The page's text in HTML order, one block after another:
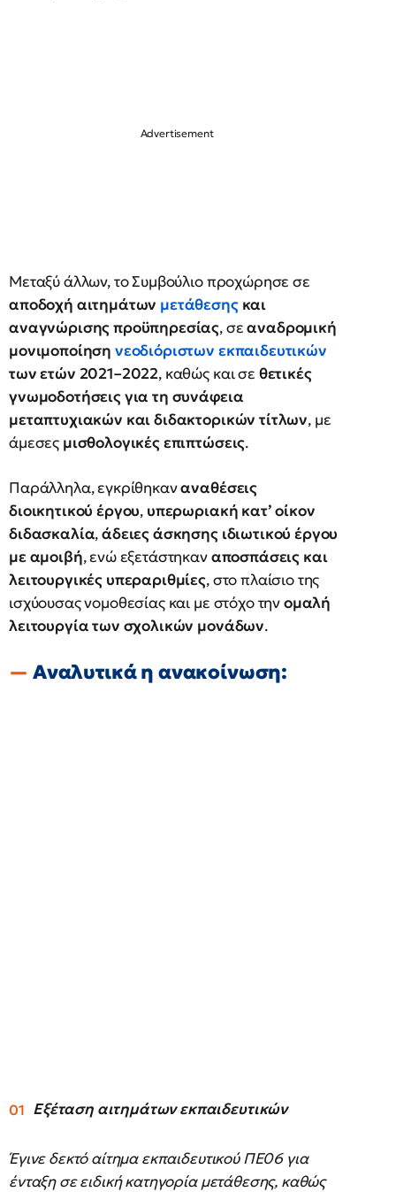
Μεταξύ άλλων, το Συμβούλιο προχώρησε σε
αποδοχή αιτημάτων μετάθεσης και
αναγνώρισης προϋπηρεσίας, σεαναδρομική
μονιμοποίηση νεοδιόριστων εκπαιδευτικών
των ετών 2021–2022, καθώς και σε θετικές
γνωμοδοτήσεις για τη συνάφεια
μεταπτυχιακών και διδακτορικών τίτλων, με
άμεσες μισθολογικές επιπτώσεις.
Παράλληλα, εγκρίθηκαναναθέσεις
διοικητικού έργου, υπερωριακή κατ’ οίκον
διδασκαλία,άδειες άσκησης ιδιωτικού έργου
με αμοιβή, ενώ εξετάστηκαναποσπάσεις και
λειτουργικές υπεραριθμίες, στο πλαίσιο της
ισχύουσας νομοθεσίας και με στόχο τηνομαλή
λειτουργία των σχολικών μονάδων.
Αναλυτικά η ανακοίνωση:
Εξέταση αιτημάτων εκπαιδευτικών
Έγινε δεκτό αίτημα εκπαιδευτικού ΠΕ06 για
ένταξη σε ειδική κατηγορία μετάθεσης, καθώς